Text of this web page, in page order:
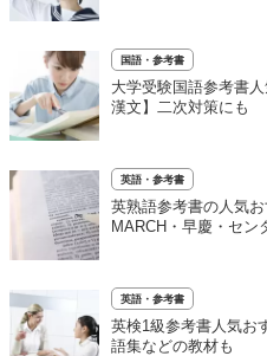
国語・参考書
大学受験国語参考書
漢文】二次対策にも
英語・参考書
英熟語参考書の人気お
MARCH・早慶・セン
英語・参考書
英検1級参考書人気お
語集などの教材も